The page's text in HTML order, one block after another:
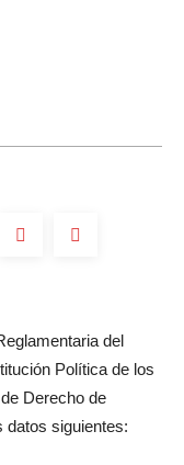
del
Política de los
Derecho de
datos siguientes: